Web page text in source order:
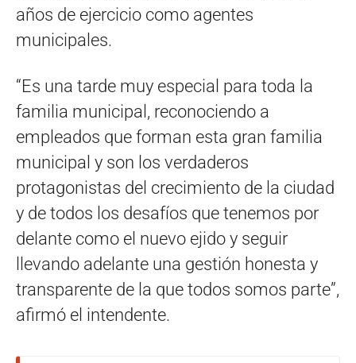
años de ejercicio como agentes
municipales.
“Es una tarde muy especial para toda la
familia municipal, reconociendo a
empleados que forman esta gran familia
municipal y son los verdaderos
protagonistas del crecimiento de la ciudad
y de todos los desafíos que tenemos por
delante como el nuevo ejido y seguir
llevando adelante una gestión honesta y
transparente de la que todos somos parte”,
afirmó el intendente.